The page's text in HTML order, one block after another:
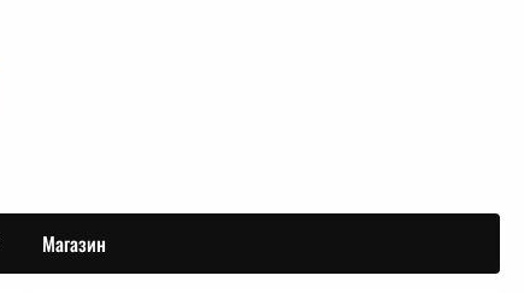
Магазин